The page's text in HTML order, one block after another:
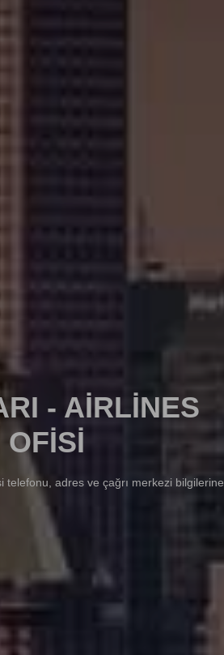
- AIRLINES
telefonu, adres ve çağrı merkezi bilgilerine